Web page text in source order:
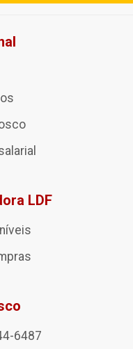
LDF
6487